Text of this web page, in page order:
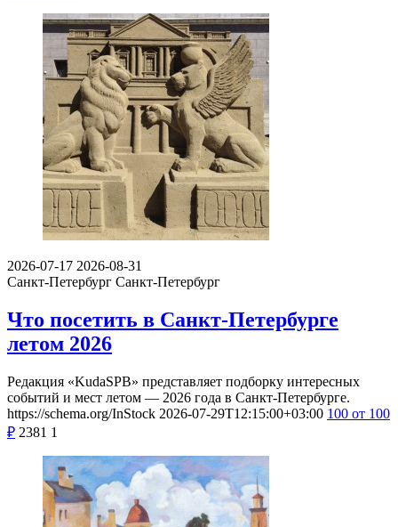
2026-07-17 2026-08-31
Санкт-Петербург Санкт-Петербург
Что посетить в Санкт-Петербурге
летом 2026
Редакция «KudaSPB» представляет подборку интересных
событий и мест летом — 2026 года в Санкт-Петербурге.
https://schema.org/InStock 2026-07-29T12:15:00+03:00 100 от 100
₽ 2381 1